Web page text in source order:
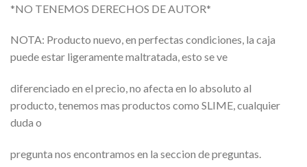
*NO TENEMOS DERECHOS DE AUTOR*
NOTA: Producto nuevo, en perfectas condiciones, la caja
puede estar ligeramente maltratada, esto se ve
diferenciado en el precio, no afecta en lo absoluto al
producto, tenemos mas productos como SLIME, cualquier
duda o
pregunta nos encontramos en la seccion de preguntas.